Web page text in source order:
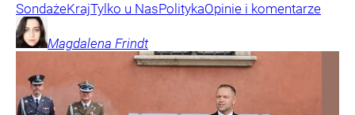
SondażeKrajTylko u NasPolitykaOpinie i komentarze
Magdalena Frindt